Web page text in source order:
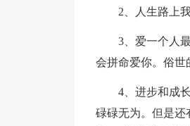
2、人生路上
3、爱一个人
会拼命爱你。俗世
4、进步和成
碌碌无为。但是还